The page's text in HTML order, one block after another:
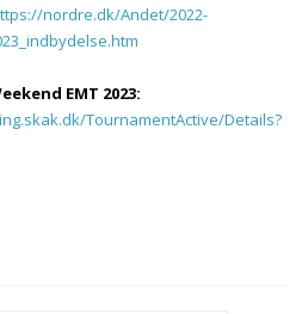
nordre.dk/Andet/2022-
EMT 2023:
TournamentActive/Details?